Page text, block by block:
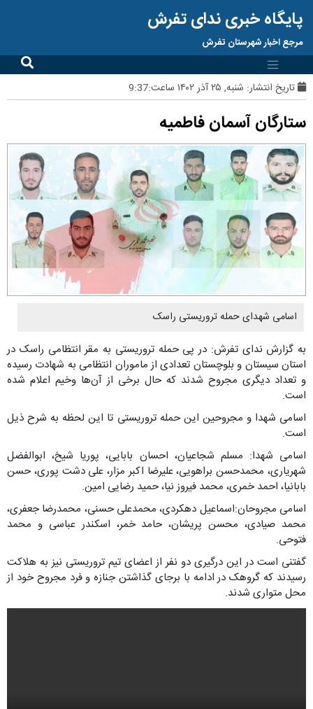
پایگاه خبری ندای تفرش
مرجع اخبار شهرستان تفرش
تاریخ انتشار: شنبه, ۲۵ آذر ۱۴۰۲ ساعت:9:37
ستارگان آسمان فاطمیه
اسامی شهدای حمله تروریستی راسک
به گزارش ندای تفرش: در پی حمله تروریستی به مقر انتظامی راسک در
استان سیستان و بلوچستان تعدادی از ماموران انتظامی به شهادت رسیده
و تعداد دیگری مجروح شدند که حال برخی از آن‌ها وخیم اعلام شده
است.
اسامی شهدا و مجروحین این حمله تروریستی تا این لحظه به شرح ذیل
است.
اسامی شهدا: مسلم شجاعیان، احسان بابایی، پوریا شیخ، ابوالفضل
شهریاری، محمدحسن براهویی، علیرضا اکبر مزار، علی دشت پوری، حسن
بابانیا، احمد خمری، محمد فیروز نیا، حمید رضایی امین.
اسامی مجروحان:اسماعیل دهکردی، محمدعلی حسنی، محمدرضا جعفری،
محمد صیادی، محسن پریشان، حامد خمر، اسکندر عباسی و محمد
فتوحی.
گفتنی است در این درگیری دو نفر از اعضای تیم تروریستی نیز به هلاکت
رسیدند که گروهک در ادامه با برجای گذاشتن جنازه و فرد مجروح خود از
محل متواری شدند.